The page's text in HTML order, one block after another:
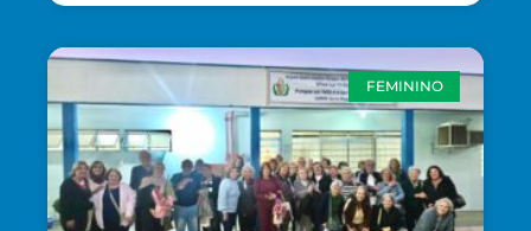
FEMININO